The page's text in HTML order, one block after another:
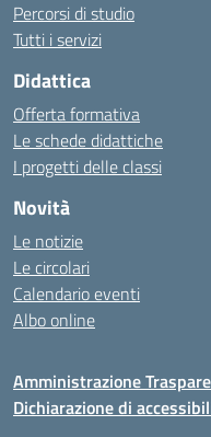
Percorsi di studio
Tutti i servizi
Didattica
Offerta formativa
Le schede didattiche
I progetti delle classi
Novità
Le notizie
Le circolari
Calendario eventi
Albo online
Amministrazione
Dichiarazione di